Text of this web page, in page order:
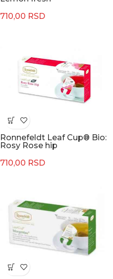
710,00 RSD
Ronnefeldt Leaf Cup® Bio:
Rosy Rose hip
710,00 RSD